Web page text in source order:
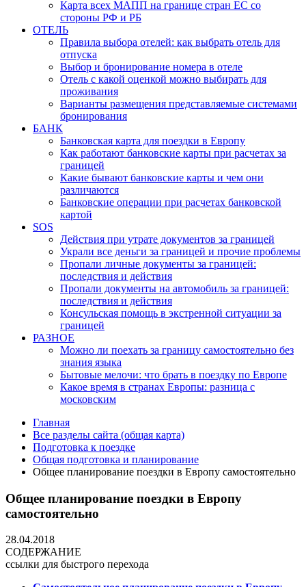
Карта всех МАПП на границе стран ЕС со
стороны РФ и РБ
ОТЕЛЬ
Правила выбора отелей: как выбрать отель для
отпуска
Выбор и бронирование номера в отеле
Отель с какой оценкой можно выбирать для
проживания
Варианты размещения представляемые системами
бронирования
БАНК
Банковская карта для поездки в Европу
Как работают банковские карты при расчетах за
границей
Какие бывают банковские карты и чем они
различаются
Банковские операции при расчетах банковской
картой
SOS
Действия при утрате документов за границей
Украли все деньги за границей и прочие проблемы
Пропали личные документы за границей:
последствия и действия
Пропали документы на автомобиль за границей:
последствия и действия
Консульская помощь в экстренной ситуации за
границей
РАЗНОЕ
Можно ли поехать за границу самостоятельно без
знания языка
Бытовые мелочи: что брать в поездку по Европе
Какое время в странах Европы: разница с
московским
Главная
Все разделы сайта (общая карта)
Подготовка к поездке
Общая подготовка и планирование
Общее планирование поездки в Европу самостоятельно
Общее планирование поездки в Европу
самостоятельно
28.04.2018
СОДЕРЖАНИЕ
ссылки для быстрого перехода